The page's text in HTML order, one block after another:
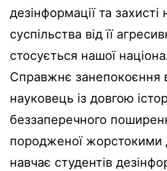
дезінформації та захисті
суспільства від її
стосується нашої
Справжнє занепокоєння
науковець із довгою
беззаперечного
породженої жорстокими
навчає студентів